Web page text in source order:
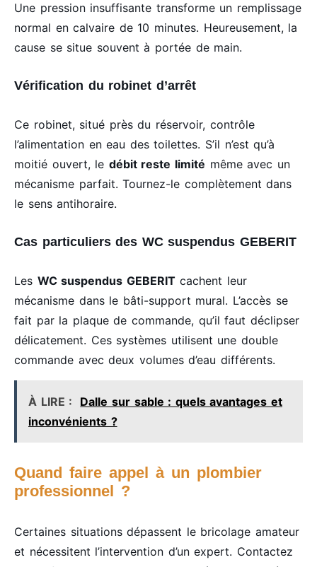
Une pression insuffisante transforme un remplissage
normal en calvaire de 10 minutes. Heureusement, la
cause se situe souvent à portée de main.
Vérification du robinet d’arrêt
Ce robinet, situé près du réservoir, contrôle
l’alimentation en eau des toilettes. S’il n’est qu’à
moitié ouvert, le débit reste limité même avec un
mécanisme parfait. Tournez-le complètement dans
le sens antihoraire.
Cas particuliers des WC suspendus GEBERIT
Les WC suspendus GEBERITcachent leur
mécanisme dans le bâti-support mural. L’accès se
fait par la plaque de commande, qu’il faut déclipser
délicatement. Ces systèmes utilisent une double
commande avec deux volumes d’eau différents.
À LIRE :
Dalle sur sable : quels avantages et
inconvénients ?
Quand faire appel à un plombier
professionnel ?
Certaines situations dépassent le bricolage amateur
et nécessitent l’intervention d’un expert. Contactez